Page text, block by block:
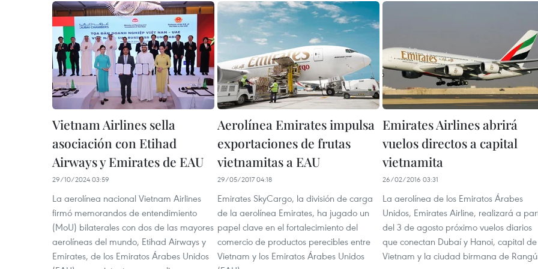
Vietnam Airlines sella
asociación con Etihad
Airways y Emirates de EAU
29/10/2024 03:59
La aerolínea nacional Vietnam Airlines
firmó memorandos de entendimiento
(MoU) bilaterales con dos de las mayores
aerolíneas del mundo, Etihad Airways y
Emirates, de los Emiratos Árabes Unidos
Aerolínea Emirates impulsa
exportaciones de frutas
vietnamitas a EAU
29/05/2017 04:18
Emirates SkyCargo, la división de carga
de la aerolínea Emirates, ha jugado un
papel clave en el fortalecimiento del
comercio de productos perecibles entre
Vietnam y los Emiratos Árabes Unidos
Emirates Airlines abrirá
vuelos directos a capital
vietnamita
26/02/2016 03:31
La aerolínea de los Emiratos Árabes
Unidos, Emirates Airline, realizará a
del 3 de agosto próximo vuelos diarios
que conectan Dubaí y Hanoi, capital de
Vietnam y la ciudad birmana de